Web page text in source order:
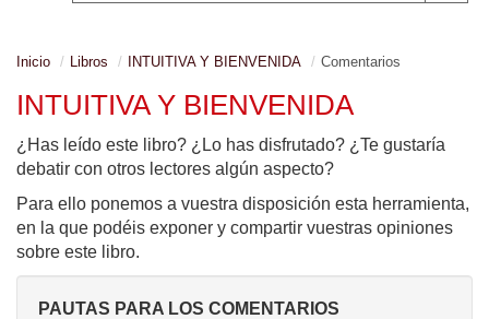
Inicio Libros INTUITIVA Y BIENVENIDA Comentarios
INTUITIVA Y BIENVENIDA
¿Has leído este libro? ¿Lo has disfrutado? ¿Te gustaría
debatir con otros lectores algún aspecto?
Para ello ponemos a vuestra disposición esta herramienta,
en la que podéis exponer y compartir vuestras opiniones
sobre este libro.
PAUTAS PARA LOS COMENTARIOS